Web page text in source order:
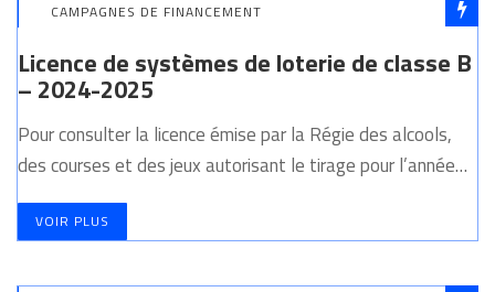
CAMPAGNES DE FINANCEMENT
Licence de systèmes de loterie de classe B
– 2024-2025
Pour consulter la licence émise par la Régie des alcools,
des courses et des jeux autorisant le tirage pour l’année…
VOIR PLUS